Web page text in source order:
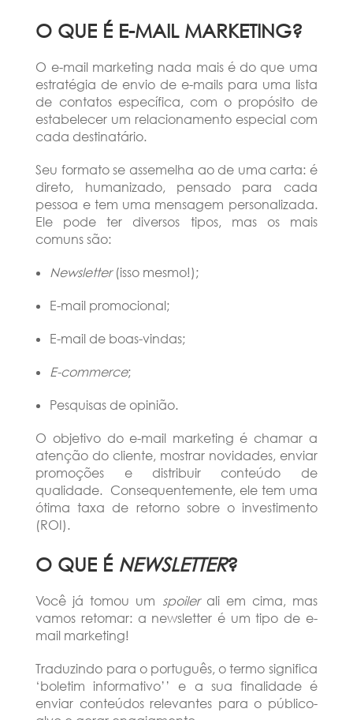
O QUE É E-MAIL MARKETING?
O e-mail marketing nada mais é do que uma
estratégia de envio de e-mails para uma lista
de contatos específica, com o propósito de
estabelecer um relacionamento especial com
cada destinatário.
Seu formato se assemelha ao de uma carta: é
direto, humanizado, pensado para cada
pessoa e tem uma mensagem personalizada.
Ele pode ter diversos tipos, mas os mais
comuns são:
Newsletter(isso mesmo!);
E-mail promocional;
E-mail de boas-vindas;
E-commerce;
Pesquisas de opinião.
O objetivo do e-mail marketing é chamar a
atenção do cliente, mostrar novidades, enviar
promoções e distribuir conteúdo de
qualidade. Consequentemente, ele tem uma
ótima taxa de retorno sobre o investimento
(ROI).
O QUE É NEWSLETTER?
Você já tomou um spoilerali em cima, mas
vamos retomar: a newsletter é um tipo de e-
mail marketing!
Traduzindo para o português, o termo significa
‘boletim informativo’’ e a sua finalidade é
enviar conteúdos relevantes para o público-